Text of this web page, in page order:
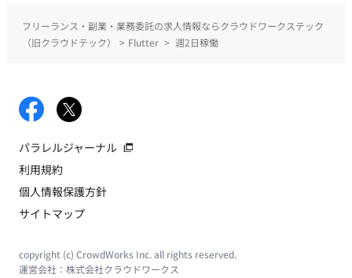
フリーランス・副業・業務委託の求人情報ならクラウドワークステック
（旧クラウドテック）
> Flutter > 週2日稼働
パラレルジャーナル
利用規約
個人情報保護方針
サイトマップ
copyright (c) CrowdWorks Inc. all rights reserved.
運営会社： 株式会社クラウドワークス